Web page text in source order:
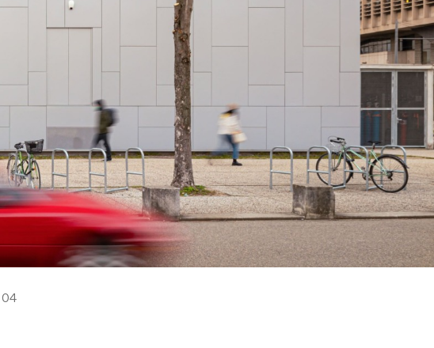
04
Contractant général
Myah | Patriarche
Contractant général en aménagement intérieur
Walter | Patriarche
Exploitant, fournisseur de services et animateur
d’espaces